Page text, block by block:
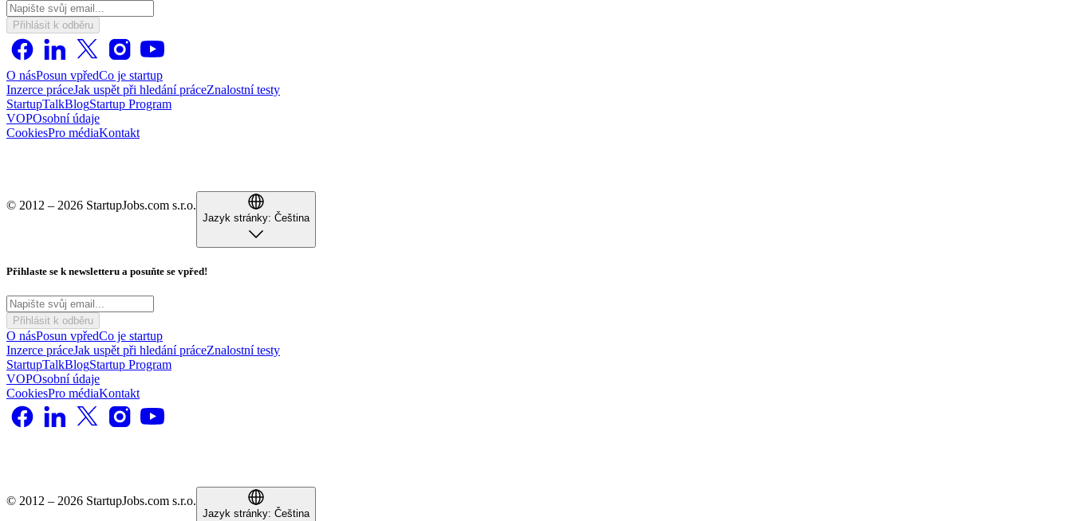
Přihlásit k odběru
O násPosun vpředCo je startup
Inzerce práceJak uspět při hledání práceZnalostní testy
StartupTalkBlogStartup Program
VOPOsobní údaje
CookiesPro médiaKontakt
© 2012 – 2026 StartupJobs.com s.r.o.
Jazyk stránky: Čeština
Přihlaste se k newsletteru a posuňte se vpřed!
Přihlásit k odběru
O násPosun vpředCo je startup
Inzerce práceJak uspět při hledání práceZnalostní testy
StartupTalkBlogStartup Program
VOPOsobní údaje
CookiesPro médiaKontakt
© 2012 – 2026 StartupJobs.com s.r.o.
Jazyk stránky: Čeština